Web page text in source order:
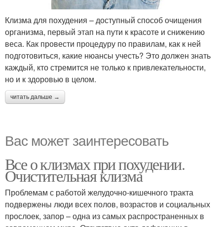
Клизма для похудения – доступный способ очищения
организма, первый этап на пути к красоте и снижению
веса. Как провести процедуру по правилам, как к ней
подготовиться, какие нюансы учесть? Это должен знать
каждый, кто стремится не только к привлекательности,
но и к здоровью в целом.
читать дальше →
Вас может заинтересовать
Все о клизмах при похудении.
Очистительная клизма
Проблемам с работой желудочно-кишечного тракта
подвержены люди всех полов, возрастов и социальных
прослоек, запор – одна из самых распространенных в